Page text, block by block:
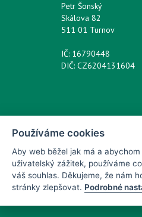
/
Petr Šonský
Skálova 82
511 01 Turnov
IČ: 16790448
DIČ: CZ6204131604
Používáme cookies
Aby web běžel jak má a
uživatelský zážitek, používáme
váš souhlas. Děkujeme, že nám
stránky zlepšovat. Podrobné